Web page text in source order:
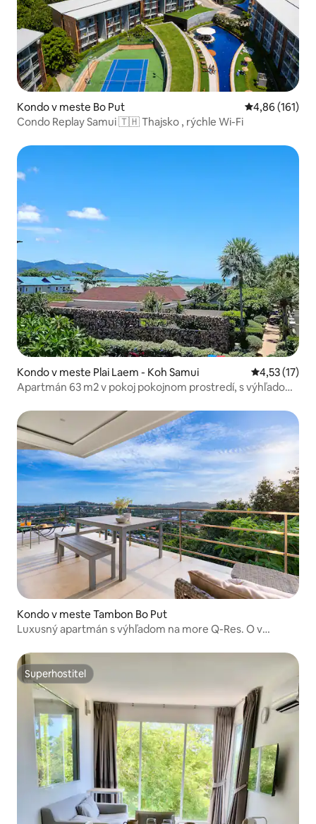
Kondo v meste Bo Put Priemerné
4,86 (161)
Condo Rеplay Samui 🇹🇭 Thajsko , rýchle Wi-Fi
Kondo v meste Plai Laem - Koh Samui Priemerné
4,53 (17)
Apartmán 63 m2 v pokoj pokojnom prostredí, s výhľadom
Kondo v meste Tambon Bo Put
Luxusný apartmán s výhľadom na more Q-Res. O v
Superhostiteľ
Superhostiteľ